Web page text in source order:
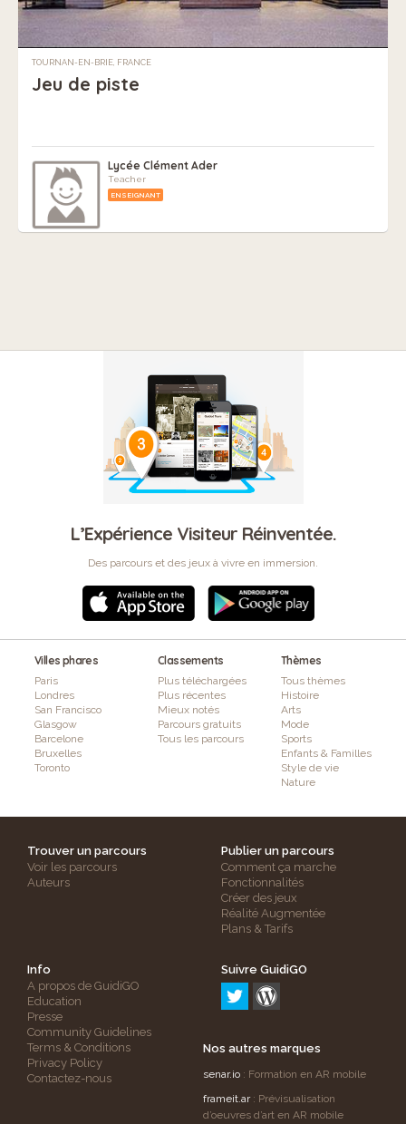
TOURNAN-EN-BRIE, FRANCE
Jeu de piste
Lycée Clément Ader
Teacher
ENSEIGNANT
L’Expérience Visiteur Réinventée.
Des parcours et des jeux à vivre en immersion.
Villes phares
Paris
Londres
San Francisco
Glasgow
Barcelone
Bruxelles
Toronto
Classements
Plus téléchargées
Plus récentes
Mieux notés
Parcours gratuits
Tous les parcours
Thèmes
Tous thèmes
Histoire
Arts
Mode
Sports
Enfants & Familles
Style de vie
Nature
Trouver un parcours
Voir les parcours
Auteurs
Publier un parcours
Comment ça marche
Fonctionnalités
Créer des jeux
Réalité Augmentée
Plans & Tarifs
Info
A propos de GuidiGO
Education
Presse
Community Guidelines
Terms & Conditions
Privacy Policy
Contactez-nous
Suivre GuidiGO
Nos autres marques
senar.io : Formation en AR mobile
frameit.ar: Prévisualisation
d’oeuvres d’art en AR mobile